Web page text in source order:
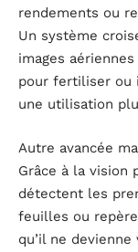
rendements ou
Un système
images
pour fertiliser ou
une utilisation
Autre avancée
Grâce à la vision
détectent les
feuilles ou
qu’il ne